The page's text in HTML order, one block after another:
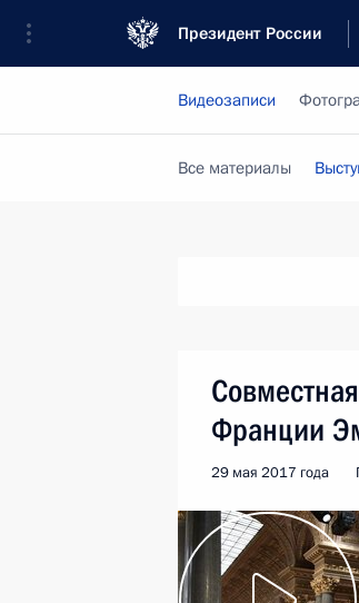
Президент России
Видеозаписи
Все материалы
Франции
29 мая 2017 года